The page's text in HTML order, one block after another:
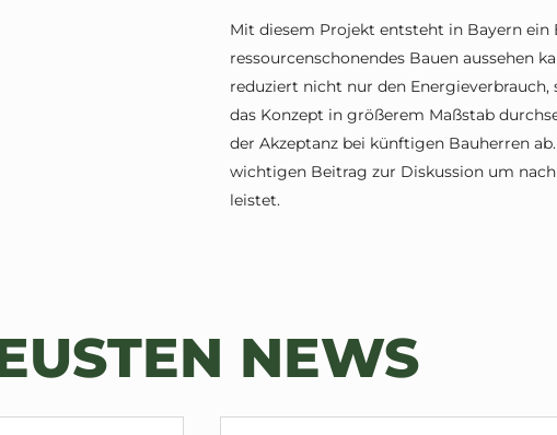
Mit diesem Projekt entsteht in Bayern ein
ressourcenschonendes Bauen aussehen
reduziert nicht nur den
das Konzept in größerem Maßstab
der Akzeptanz bei künftigen Bauherren
wichtigen Beitrag zur Diskussion um
leistet.
NEWS